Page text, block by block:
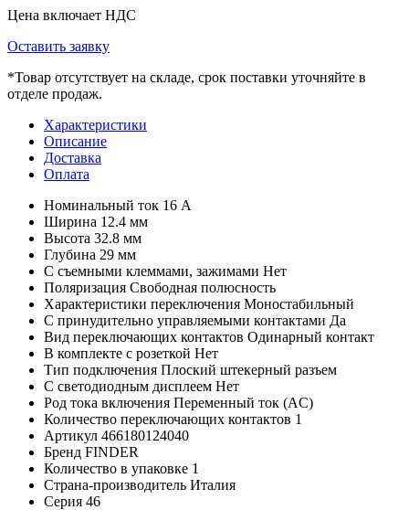
Цена включает НДС
Оставить заявку
*Товар отсутствует на складе, срок поставки уточняйте в
отделе продаж.
Характеристики
Описание
Доставка
Оплата
Номинальный ток 16 А
Ширина 12.4 мм
Высота 32.8 мм
Глубина 29 мм
С съемными клеммами, зажимами Нет
Поляризация Свободная полюсность
Характеристики переключения Моностабильный
С принудительно управляемыми контактами Да
Вид переключающих контактов Одинарный контакт
В комплекте с розеткой Нет
Тип подключения Плоский штекерный разъем
С светодиодным дисплеем Нет
Род тока включения Переменный ток (AC)
Количество переключающих контактов 1
Артикул 466180124040
Бренд FINDER
Количество в упаковке 1
Страна-производитель Италия
Серия 46